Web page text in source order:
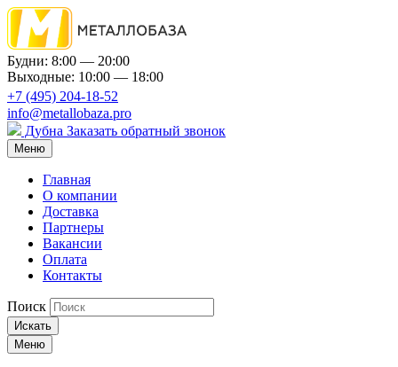
Будни: 8:00 — 20:00
Выходные: 10:00 — 18:00
+7 (495) 204-18-52
info@metallobaza.pro
Дубна Заказать обратный звонок
Меню
Главная
О компании
Доставка
Партнеры
Вакансии
Оплата
Контакты
Поиск
Искать
Меню